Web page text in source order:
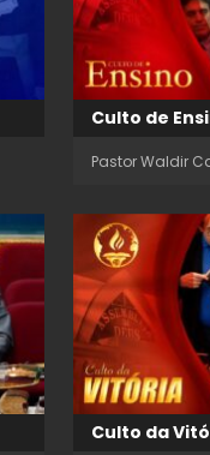
Culto de
Pastor Waldir
Culto da